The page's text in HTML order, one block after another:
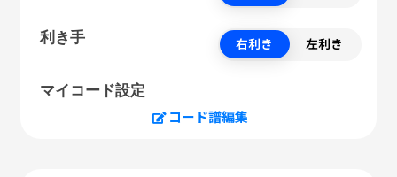
利き手 右利き 左利き
マイコード設定
コード譜編集